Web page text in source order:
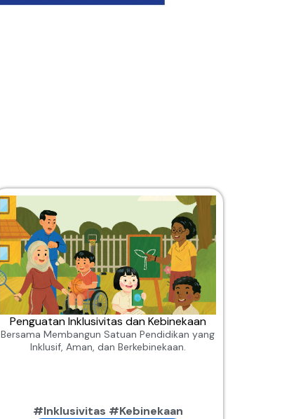
Penguatan Inklusivitas dan Kebinekaan
Bersama Membangun Satuan Pendidikan yang
Inklusif, Aman, dan Berkebinekaan.
#Inklusivitas #Kebinekaan